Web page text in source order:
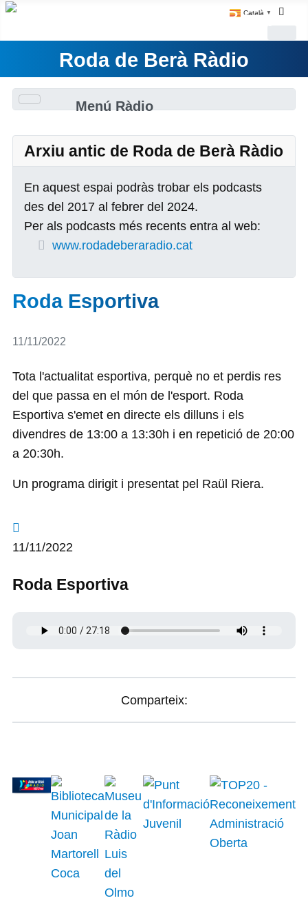
Català ▼
Roda de Berà Ràdio
Menú Ràdio
Arxiu antic de Roda de Berà Ràdio
En aquest espai podràs trobar els podcasts
des del 2017 al febrer del 2024.
Per als podcasts més recents entra al web:
www.rodadeberaradio.cat
Roda Esportiva
Detalls
11/11/2022
Tota l'actualitat esportiva, perquè no et perdis res
del que passa en el món de l'esport. Roda
Esportiva s'emet en directe els dilluns i els
divendres de 13:00 a 13:30h i en repetició de 20:00
a 20:30h.
Un programa dirigit i presentat pel Raül Riera.
11/11/2022
Roda Esportiva
Comparteix: